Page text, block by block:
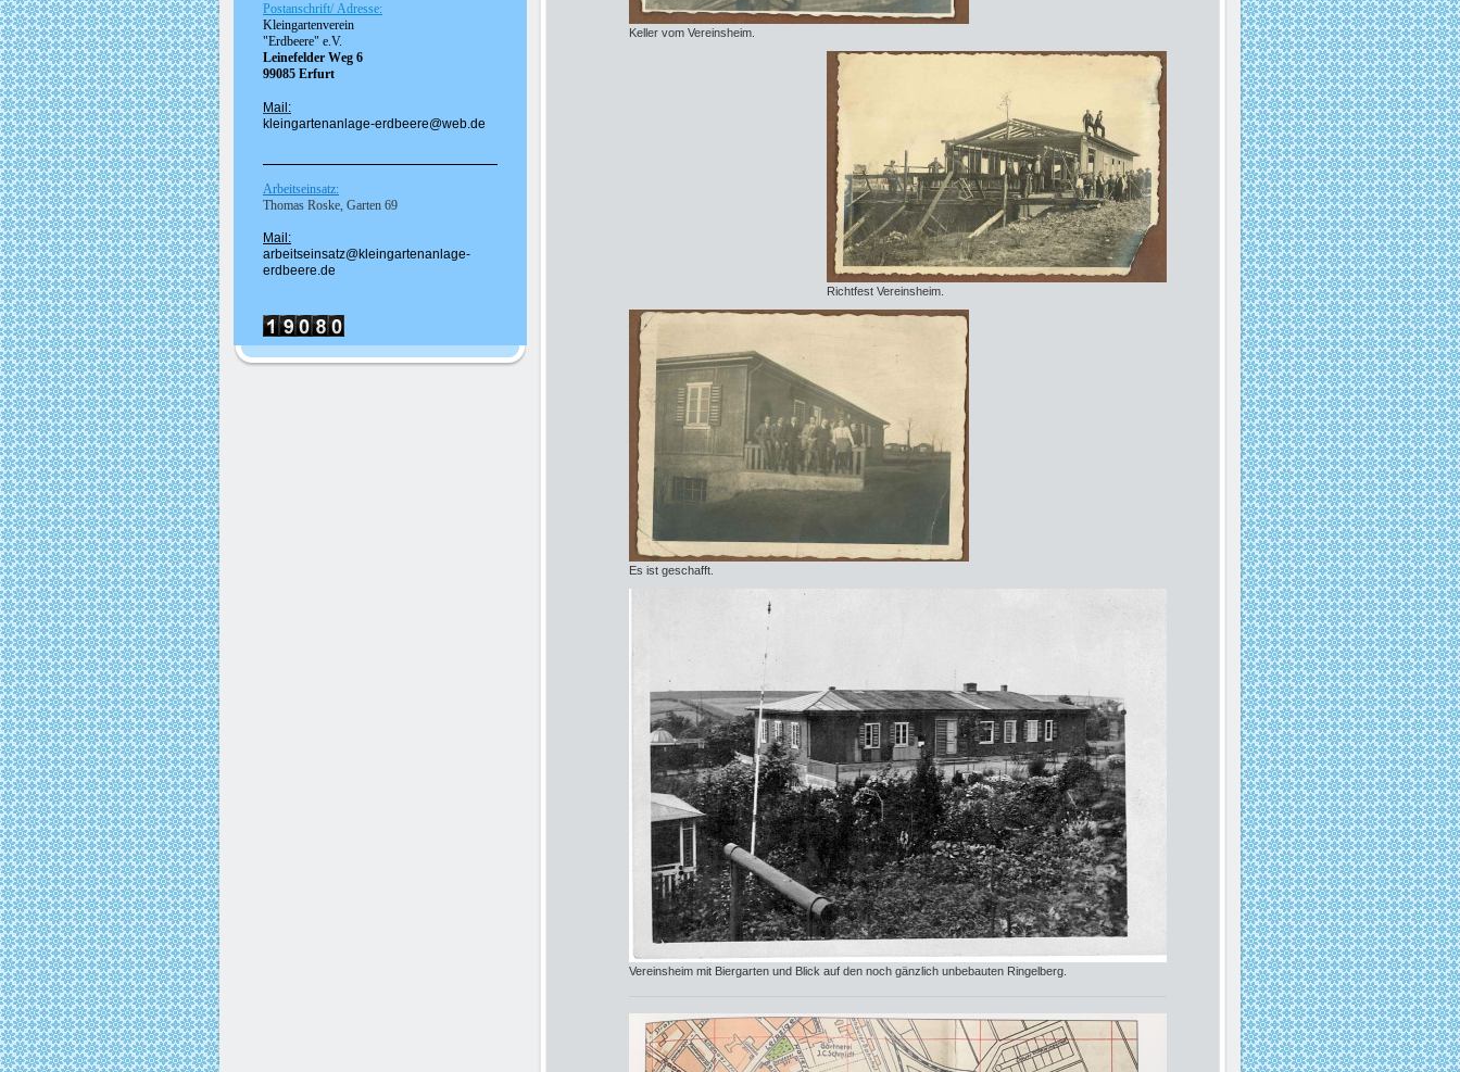
Keller vom Vereinsheim.
Richtfest Vereinsheim.
Es ist geschafft.
Vereinsheim mit Biergarten und Blick auf den noch gänzlich unbebauten Ringelberg.
Postanschrift/ Adresse:
Kleingartenverein
"Erdbeere" e.V.
Leinefelder Weg 6
99085 Erfurt
Mail:
kleingartenanlage-erdbeere@web.de
Arbeitseinsatz:
Thomas Roske, Garten 69
Mail:
arbeitseinsatz@kleingartenanlage-
erdbeere.de